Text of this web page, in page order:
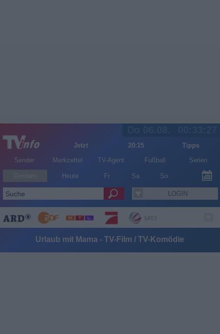
Jetzt 20:15
Tipps
Sender
Merkzettel TV-Agent Fußball Serien
Heute Fr Sa So
LOGIN
Urlaub mit Mama - TV-Film / TV-Komödie